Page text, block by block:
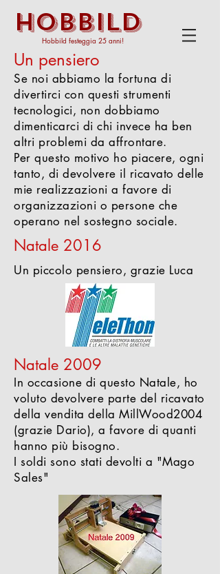
HOBBILD
Hobbild festeggia 25 anni!
Un pensiero
Se noi abbiamo la fortuna di
divertirci con questi strumenti
tecnologici, non dobbiamo
dimenticarci di chi invece ha ben
altri problemi da affrontare.
Per questo motivo ho piacere, ogni
tanto, di devolvere il ricavato delle
mie realizzazioni a favore di
organizzazioni o persone che
operano nel sostegno sociale.
Natale 2016
Un piccolo pensiero, grazie Luca
Natale 2009
In occasione di questo Natale, ho
voluto devolvere parte del ricavato
della vendita della MillWood2004
(grazie Dario), a favore di quanti
hanno più bisogno.
I soldi sono stati devolti a "Mago
Sales"